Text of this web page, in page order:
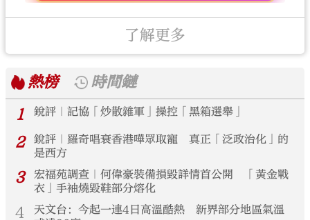
了解更多
熱榜
時間鏈
1
銳評｜記協「炒散雜軍」操控「黑箱選舉」
2
銳評｜羅奇唱衰香港嘩眾取寵 真正「泛政治化」的
是西方
3
宏福苑調查｜何偉豪裝備損毀詳情首公開 「黃金戰
衣」手袖燒毀鞋部分熔化
4
天文台：今起一連4日高溫酷熱 新界部分地區氣溫